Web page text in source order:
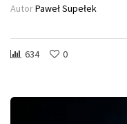
AutorPaweł Supełek
634 0